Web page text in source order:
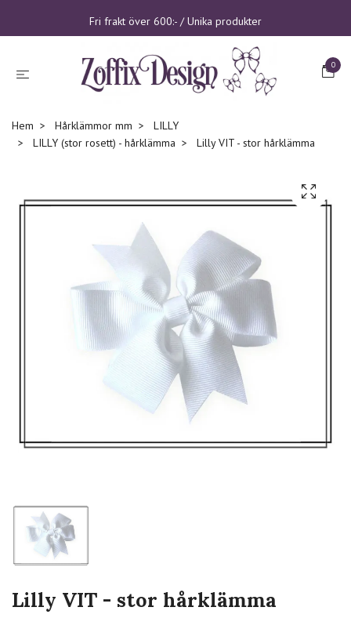
Fri frakt över 600:- / Unika produkter
0
Hem Hårklämmor mm
LILLY
LILLY (stor rosett) - hårklämma
Lilly VIT - stor hårklämma
Lilly VIT - stor hårklämma